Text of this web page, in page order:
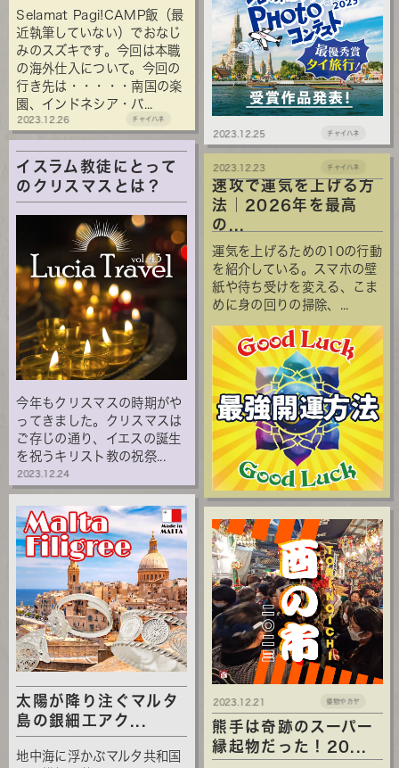
Selamat Pagi!CAMP飯（最
近執筆していない）でおなじ
みのスズキです。今回は本職
の海外仕入について。今回の
行き先は・・・・・南国の楽
園、インドネシア・バ...
2023.12.26 チャイハネ
2023.12.25 チャイハネ
イスラム教徒にとって
のクリスマスとは？
今年もクリスマスの時期がや
ってきました。クリスマスは
ご存じの通り、イエスの誕生
を祝うキリスト教の祝祭...
2023.12.24
速攻で運気を上げる方
法｜2026年を最高
の...
運気を上げるための10の行動
を紹介している。スマホの壁
紙や待ち受けを変える、こま
めに身の回りの掃除、...
2023.12.23 チャイハネ
太陽が降り注ぐマルタ
島の銀細工アク...
地中海に浮かぶマルタ共和国
熊手は奇跡のスーパー
縁起物だった！20...
2023.12.21 倭物やカヤ